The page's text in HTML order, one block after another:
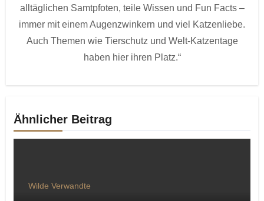
alltäglichen Samtpfoten, teile Wissen und Fun Facts –
immer mit einem Augenzwinkern und viel Katzenliebe.
Auch Themen wie Tierschutz und Welt-Katzentage
haben hier ihren Platz.“
Ähnlicher Beitrag
Wilde Verwandte